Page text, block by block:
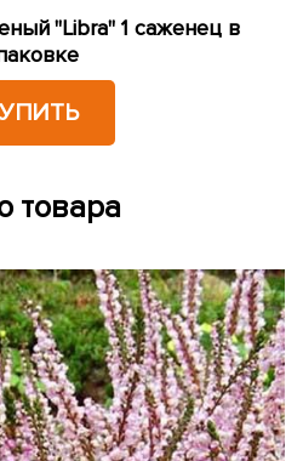
"Libra" 1 саженец в
товара